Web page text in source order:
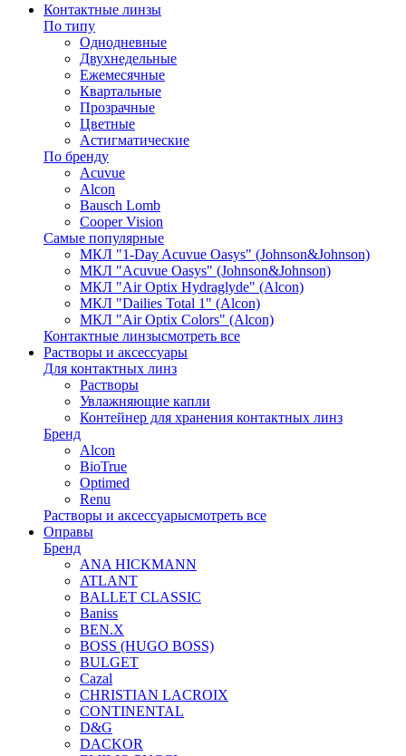
Контактные линзы
По типу
Однодневные
Двухнедельные
Ежемесячные
Квартальные
Прозрачные
Цветные
Астигматические
По бренду
Acuvue
Alcon
Bausch Lomb
Cooper Vision
Самые популярные
МКЛ "1-Day Acuvue Oasys" (Johnson&Johnson)
МКЛ "Acuvue Oasys" (Johnson&Johnson)
МКЛ "Air Optix Hydraglyde" (Alcon)
МКЛ "Dailies Total 1" (Alcon)
МКЛ "Air Optix Colors" (Alcon)
Контактные линзысмотреть все
Растворы и аксессуары
Для контактных линз
Растворы
Увлажняющие капли
Контейнер для хранения контактных линз
Бренд
Alcon
BioTrue
Optimed
Renu
Растворы и аксессуарысмотреть все
Оправы
Бренд
ANA HICKMANN
ATLANT
BALLET CLASSIC
Baniss
BEN.X
BOSS (HUGO BOSS)
BULGET
Cazal
CHRISTIAN LACROIX
CONTINENTAL
D&G
DACKOR